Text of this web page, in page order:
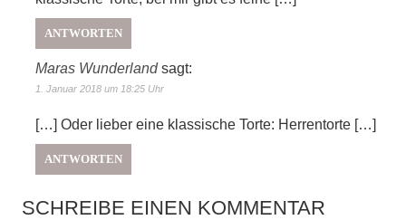
ANTWORTEN
Maras Wunderland sagt:
1. Januar 2018 um 18:25 Uhr
[…] Oder lieber eine klassische Torte: Herrentorte […]
ANTWORTEN
SCHREIBE EINEN KOMMENTAR